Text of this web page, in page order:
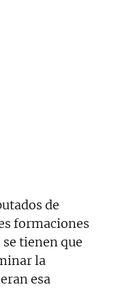
de
formaciones
tienen que
la
esa